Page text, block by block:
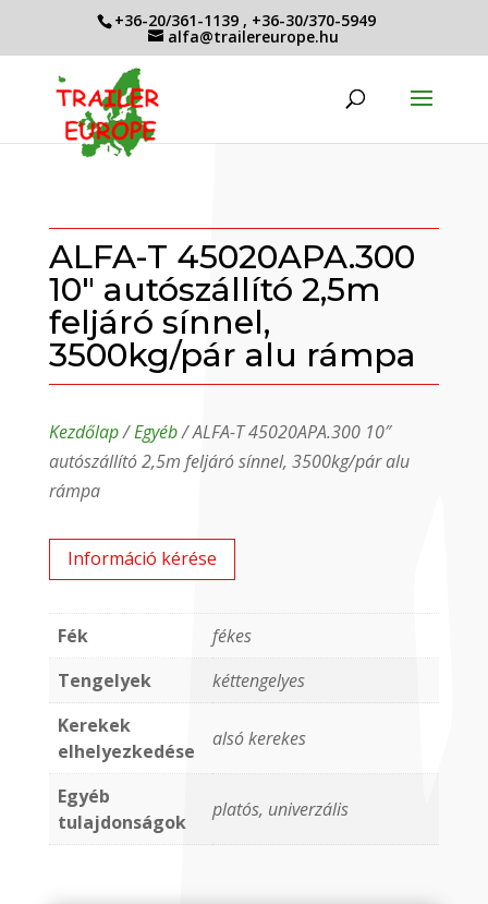
+36-20/361-1139 , +36-30/370-5949
alfa@trailereurope.hu
ALFA-T 45020APA.300
10″ autószállító 2,5m
feljáró sínnel,
3500kg/pár alu rámpa
Kezdőlap/Egyéb/ ALFA-T 45020APA.300 10″
autószállító 2,5m feljáró sínnel, 3500kg/pár alu
rámpa
Információ kérése
Fék
fékes
Tengelyek
kéttengelyes
Kerekek
elhelyezkedése
alsó kerekes
Egyéb
tulajdonságok
platós, univerzális